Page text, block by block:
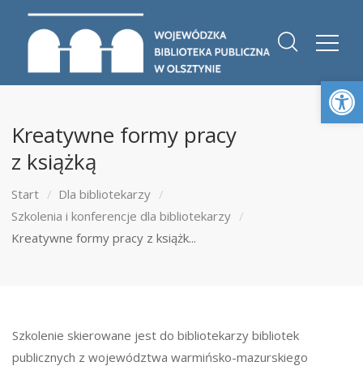
Kreatywne formy pracy
z książką
Start
Dla bibliotekarzy
Szkolenia i konferencje dla bibliotekarzy
Kreatywne formy pracy z książk...
Szkolenie skierowane jest do bibliotekarzy bibliotek
publicznych z województwa warmińsko-mazurskiego